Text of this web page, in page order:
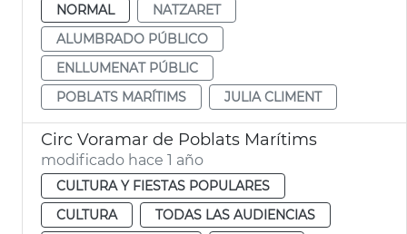
NORMAL
NATZARET
ALUMBRADO PÚBLICO
ENLLUMENAT PÚBLIC
POBLATS MARÍTIMS
JULIA CLIMENT
Circ Voramar de Poblats Marítims
modificado hace 1 año
CULTURA Y FIESTAS POPULARES
CULTURA
TODAS LAS AUDIENCIAS